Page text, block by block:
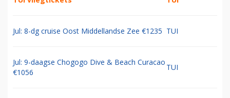
Jul: 8-dg cruise Oost Middellandse Zee €1235 TUI
Jul: 9-daagse Chogogo Dive & Beach Curacao
€1056
TUI